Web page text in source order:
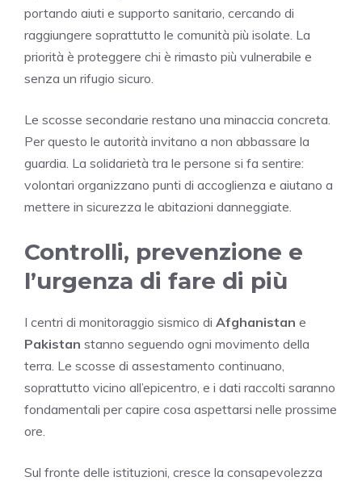
portando aiuti e supporto sanitario, cercando di
raggiungere soprattutto le comunità più isolate. La
priorità è proteggere chi è rimasto più vulnerabile e
senza un rifugio sicuro.
Le scosse secondarie restano una minaccia concreta.
Per questo le autorità invitano a non abbassare la
guardia. La solidarietà tra le persone si fa sentire:
volontari organizzano punti di accoglienza e aiutano a
mettere in sicurezza le abitazioni danneggiate.
Controlli, prevenzione e
l’urgenza di fare di più
I centri di monitoraggio sismico di Afghanistan e
Pakistan stanno seguendo ogni movimento della
terra. Le scosse di assestamento continuano,
soprattutto vicino all’epicentro, e i dati raccolti saranno
fondamentali per capire cosa aspettarsi nelle prossime
ore.
Sul fronte delle istituzioni, cresce la consapevolezza